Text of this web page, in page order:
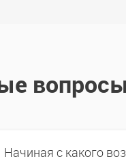
Начиная с какого